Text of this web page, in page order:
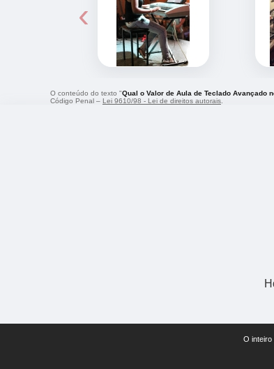
‹
O conteúdo do texto "Qual o Valor de Aula de Teclado Avançado
Código Penal – Lei 9610/98 - Lei de direitos autorais
O inteiro